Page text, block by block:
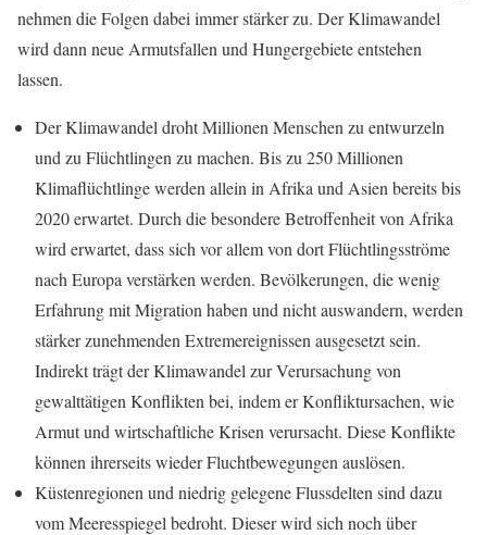
nehmen die Folgen dabei immer stärker zu. Der Klimawandel
wird dann neue Armutsfallen und Hungergebiete entstehen
lassen.
Der Klimawandel droht Millionen Menschen zu entwurzeln
und zu Flüchtlingen zu machen. Bis zu 250 Millionen
Klimaflüchtlinge werden allein in Afrika und Asien bereits bis
2020 erwartet. Durch die besondere Betroffenheit von Afrika
wird erwartet, dass sich vor allem von dort Flüchtlingsströme
nach Europa verstärken werden. Bevölkerungen, die wenig
Erfahrung mit Migration haben und nicht auswandern, werden
stärker zunehmenden Extremereignissen ausgesetzt sein.
Indirekt trägt der Klimawandel zur Verursachung von
gewalttätigen Konflikten bei, indem er Konfliktursachen, wie
Armut und wirtschaftliche Krisen verursacht. Diese Konflikte
können ihrerseits wieder Fluchtbewegungen auslösen.
Küstenregionen und niedrig gelegene Flussdelten sind dazu
vom Meeresspiegel bedroht. Dieser wird sich noch über